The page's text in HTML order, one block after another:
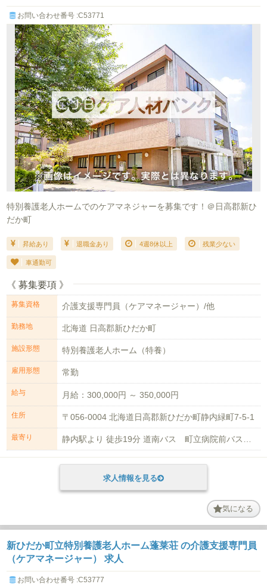
お問い合わせ番号 :C53771
特別養護老人ホームでのケアマネジャーを募集です！＠日高郡新ひ
だか町
昇給あり 退職金あり 4週8休以上 残業少ない
車通勤可
《 募集要項 》
募集資格 介護支援専門員（ケアマネージャー）/他
勤務地 北海道 日高郡新ひだか町
施設形態 特別養護老人ホーム（特養）
雇用形態 常勤
給与 月給：300,000円 ～ 350,000円
住所 〒056-0004 北海道日高郡新ひだか町静内緑町7-5-1
最寄り
求人情報を見る
気になる
新ひだか町立特別養護老人ホーム蓬莱荘 の介護支援専門員
（ケアマネージャー） 求人
お問い合わせ番号 :C53777